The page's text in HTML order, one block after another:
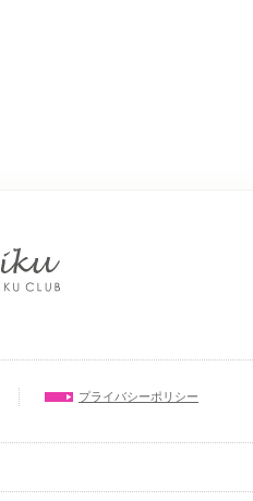
プライバシーポリシー